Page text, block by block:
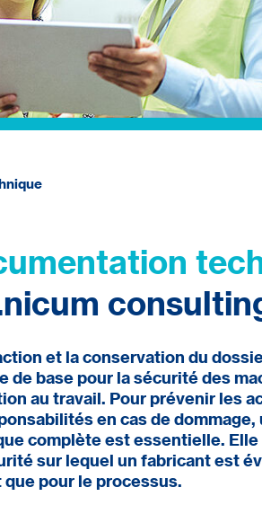
et la conservation du
de base pour la sécurité des
au travail. Pour prévenir les
en cas de
complète est essentielle.
sur lequel un fabricant est
pour le processus.